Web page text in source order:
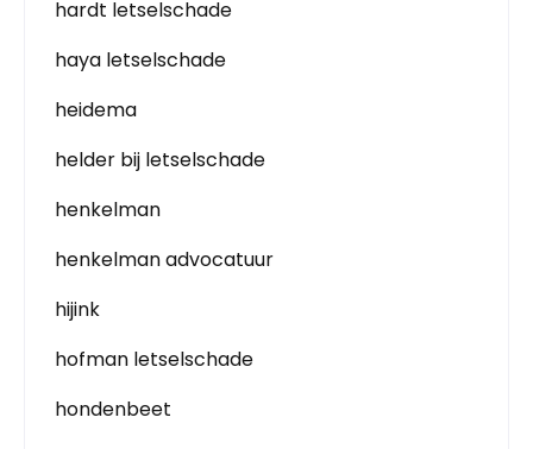
hardt letselschade
haya letselschade
heidema
helder bij letselschade
henkelman
henkelman advocatuur
hijink
hofman letselschade
hondenbeet